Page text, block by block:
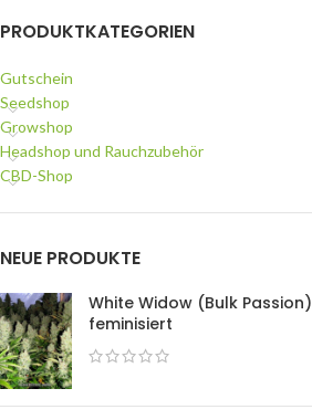
PRODUKTKATEGORIEN
Gutschein
Seedshop
Growshop
Headshop und Rauchzubehör
CBD-Shop
NEUE PRODUKTE
White Widow (Bulk Passion)
feminisiert